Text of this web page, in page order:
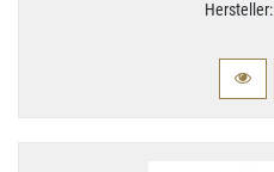
Hersteller: